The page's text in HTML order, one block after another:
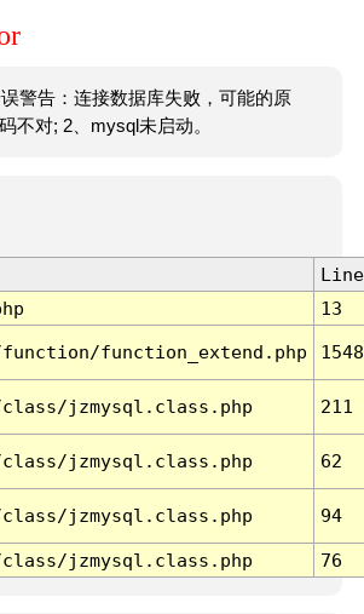
警告：连接数据库失败，可能的原
不对; 2、mysql未启动。
Line
13
function_extend.php 1548
jzmysql.class.php 211
jzmysql.class.php 62
jzmysql.class.php 94
jzmysql.class.php 76